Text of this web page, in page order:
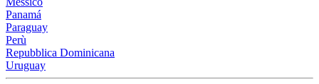
Panamá
Paraguay
Perù
Repubblica Dominicana
Uruguay